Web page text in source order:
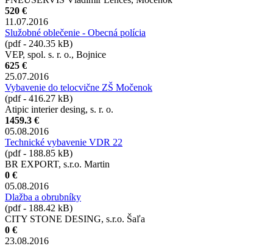
520 €
11.07.2016
Služobné oblečenie - Obecná polícia
(pdf - 240.35 kB)
VEP, spol. s. r. o., Bojnice
625 €
25.07.2016
Vybavenie do telocvične ZŠ Močenok
(pdf - 416.27 kB)
Atipic interier desing, s. r. o.
1459.3 €
05.08.2016
Technické vybavenie VDR 22
(pdf - 188.85 kB)
BR EXPORT, s.r.o. Martin
0 €
05.08.2016
Dlažba a obrubníky
(pdf - 188.42 kB)
CITY STONE DESING, s.r.o. Šaľa
0 €
23.08.2016